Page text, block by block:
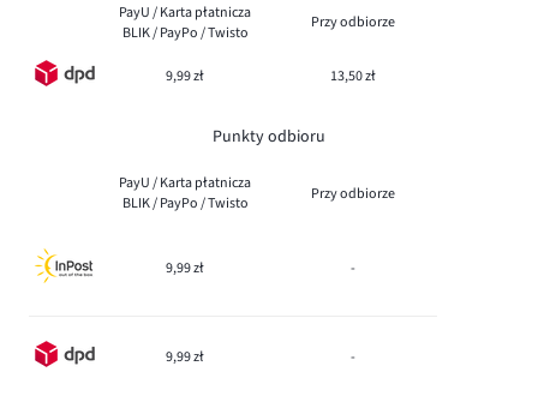
PayU / Karta płatnicza
BLIK / PayPo / Twisto
Przy odbiorze
9,99 zł 13,50 zł
Punkty odbioru
PayU / Karta płatnicza
BLIK / PayPo / Twisto
Przy odbiorze
9,99 zł -
9,99 zł -